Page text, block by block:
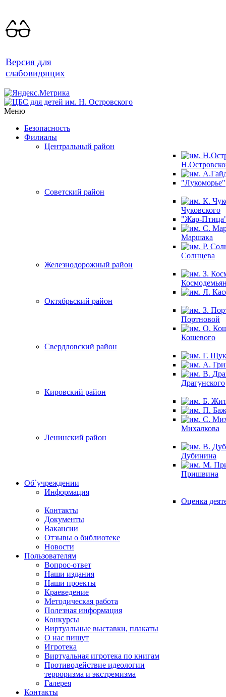
Версия для
слабовидящих
Меню
Безопасность
Филиалы
Центральный район
"Лукоморье"
Советский район
Чуковского
"Жар-
Маршака
Солнцева
Железнодорожный район
Октябрьский район
Портновой
Кошевого
Свердловский район
Драгунского
Кировский район
Михалкова
Ленинский район
Дубинина
Пришвина
Об`учреждении
Информация
Оценка
Контакты
Документы
Вакансии
Отзывы о библиотеке
Новости
Пользователям
Вопрос-ответ
Наши издания
Наши проекты
Краеведение
Методическая работа
Полезная информация
Конкурсы
Виртуальные выставки, плакаты
О нас пишут
Игротека
Виртуальная игротека по книгам
Противодействие идеологии
терроризма и экстремизма
Галерея
Контакты